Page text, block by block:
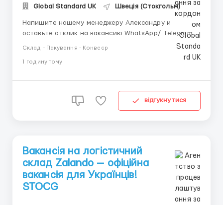
Global Standard UK Швеція (Стокгольм)
Напишите нашему менеджеру Александру и
оставьте отклик на вакансию WhatsApp/ Telegram /
IMO +44 73 4722 9780 📱 Telegram: +44 73 4722 9780
📱 IMO: +44 73 4722 9780 📱 WhatsApp : +44 73 4722
9780 📱 Telegram:@manager_Alexandr_E Сборщик
Склад - Пакування - Конвеєр
1 годину тому
відгукнутися
Вакансія на логістичний
склад Zalando — офіційна
вакансія для Українців!
STOCG